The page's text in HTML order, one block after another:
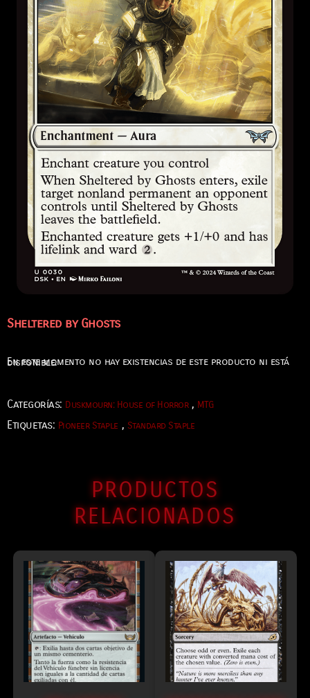
Sheltered by Ghosts
En este momento no hay existencias de este producto ni está disponible.
Categorías: Duskmourn: House of Horror , MTG
Etiquetas: Pioneer Staple , Standard Staple
PRODUCTOS
RELACIONADOS